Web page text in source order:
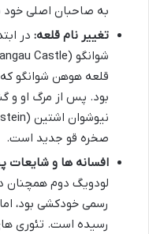
به صاحبان اصلی خود
تغییر نام قلعه: در
قلعه هوهن شوانگو
بود. پس از مرگ او و
صخره قو جدید است.
افسانه ها و شایعات
لودویگ دوم همچنان
رسمی خودکشی بود،
رسیده است. تئوری